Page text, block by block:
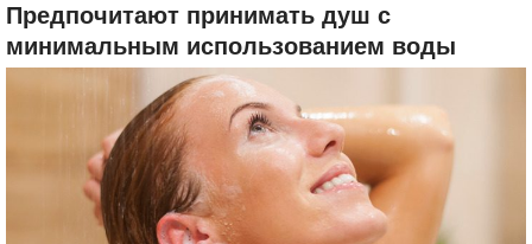
Предпочитают принимать душ с
минимальным использованием воды